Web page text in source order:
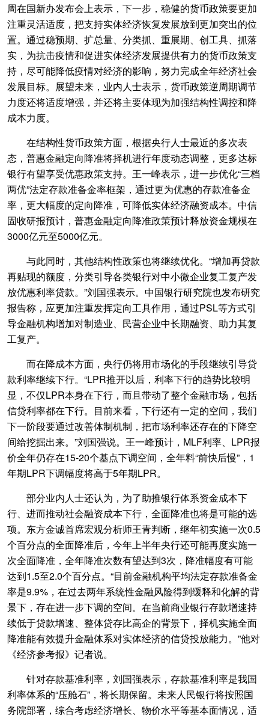
周在国新办发布会上表示，下一步，稳健的货币政策要更加
注重灵活适度，把支持实体经济恢复发展放到更加突出的位
置。通过稳预期、扩总量、分类抓、重展期、创工具、抓落
实，为抗击疫情和促进实体经济发展提供有力的货币政策支
持，尽可能降低疫情对经济的影响，努力完成全年经济社会
发展目标。展望未来，业内人士表示，货币政策逆周期调节
力度还将适度增强，并还将主要体现为加强结构性调控和降
成本力度。
在结构性货币政策方面，根据央行人士最近的多次表
态，普惠金融定向降准将择机进行年度动态调整，更多达标
银行有望享受优惠政策支持。王一峰表示，进一步优化“三档
两优”法定存款准备金率框架，通过更为优惠的存款准备金
率，更大幅度的定向降准，可降低实体经济融资成本。中信
固收研报预计，普惠金融定向降准政策预计释放资金规模在
3000亿元至5000亿元。
与此同时，其他结构性政策也将继续优化。“增加再贷款
再贴现的额度，分类引导各类银行对中小微企业复工复产发
放优惠利率贷款。”刘国强表示。中国银行研究院也发布研究
报告称，应更加注重发挥定向工具作用，通过PSL等方式引
导金融机构增加对制造业、民营企业中长期融资、助力其复
工复产。
而在降成本方面，央行仍将用市场化的手段继续引导贷
款利率继续下行。“LPR推开以后，利率下行的趋势比较明
显，不仅LPR本身在下行，而且带动了整个金融市场，包括
信贷利率都在下行。目前来看，下行还有一定的空间，我们
下一阶段要通过改善体制机制，把市场利率还存在的下降空
间给挖掘出来。”刘国强说。王一峰预计，MLF利率、LPR报
价全年仍存在15-20个基点下调空间，全年料“前快后慢”，1
年期LPR下调幅度将高于5年期LPR。
部分业内人士还认为，为了助推银行体系资金成本下
行、进而推动社会融资成本下行，全面降准也将是可能的选
项。东方金诚首席宏观分析师王青判断，继年初实施一次0.5
个百分点的全面降准后，今年上半年央行还可能再度实施一
次全面降准，全年降准次数有望达到3次，降准幅度有可能
达到1.5至2.0个百分点。“目前金融机构平均法定存款准备金
率是9.9%，在过去两年系统性金融风险得到缓释和化解的背
景下，存在进一步下调的空间。在当前商业银行存款增速持
续低于贷款增速、整体贷存比高企的背景下，择机实施全面
降准能有效提升金融体系对实体经济的信贷投放能力。”他对
《经济参考报》记者说。
针对存款基准利率，刘国强表示，存款基准利率是我国
利率体系的“压舱石”，将长期保留。未来人民银行将按照国
务院部署，综合考虑经济增长、物价水平等基本面情况，适